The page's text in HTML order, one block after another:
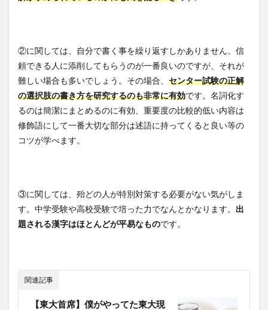
②に関しては、自分で書く事を繰り返すしかありません。信
頼できる人に添削してもらうのが一番良いのですが、それが
難しい場合も多いでしょう。その場合、 センター試験の正解
の選択肢の書き方を研究するのも非常に有効です。名詞化す
るのは簡潔にまとめるのに有効、重要度の比較的低い内容は
修飾語にして一番大切な部分は述語に持ってくると良い等の
コツが学べます。
③に関しては、殆どの人が特別対策する必要がない気がしま
す。中学受験や高校受験で培った力でなんとかなります。 出
題される漢字はほとんどが平易なものです。
関連記事
【東大首席】僕がやってた東大現